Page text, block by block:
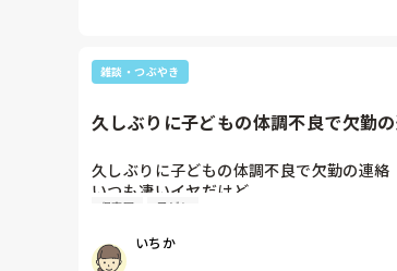
雑談・つぶやき
久しぶりに子どもの体調不良で欠勤
久しぶりに子どもの体調不良で欠勤の連絡
いつも凄いイヤだけど
「私だったら座薬入れて保育園連れて行く
って
保育園 子ども
いちか